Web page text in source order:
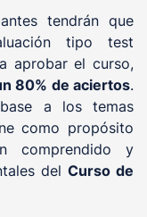
tendrán que
tipo test
aprobar el curso,
80% de aciertos.
a los temas
como propósito
comprendido y
del Curso de